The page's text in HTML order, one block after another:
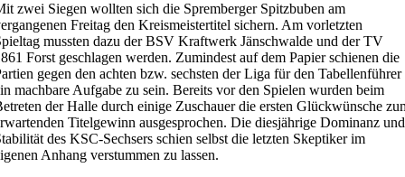
zwei Siegen wollten sich die Spremberger Spitzbuben am
Freitag den Kreismeistertitel sichern. Am vorletzten
mussten dazu der BSV Kraftwerk Jänschwalde und der TV
Forst geschlagen werden. Zumindest auf dem Papier schienen die
gegen den achten bzw. sechsten der Liga für den Tabellenführer
machbare Aufgabe zu sein. Bereits vor den Spielen wurden beim
der Halle durch einige Zuschauer die ersten Glückwünsche
Titelgewinn ausgesprochen. Die diesjährige Dominanz und
des KSC-Sechsers schien selbst die letzten Skeptiker im
Anhang verstummen zu lassen.